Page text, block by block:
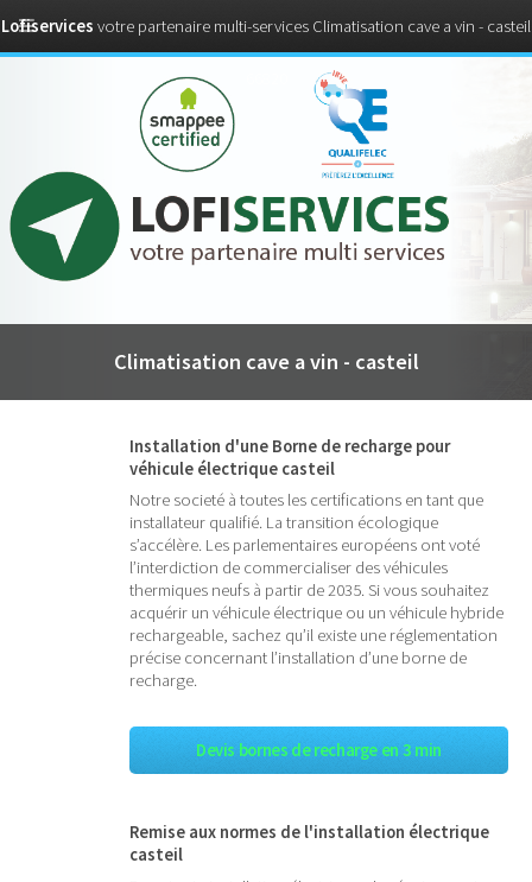
Climatisation cave a vin - casteil
Installation d'une Borne de recharge pour
véhicule électrique casteil
Notre societé à toutes les certifications en tant que
installateur qualifié. La transition écologique
s’accélère. Les parlementaires européens ont voté
l’interdiction de commercialiser des véhicules
thermiques neufs à partir de 2035. Si vous souhaitez
acquérir un véhicule électrique ou un véhicule hybride
rechargeable, sachez qu’il existe une réglementation
précise concernant l’installation d’une borne de
recharge.
Devis bornes de recharge en 3 min
Remise aux normes de l'installation électrique
casteil
Lofiservices votre partenaire multi-services Climatisation cave a vin - casteil